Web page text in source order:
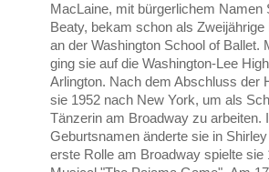
MacLaine, mit bürgerlichem Namen
Beaty, bekam schon als Zweijährige
an der Washington School of Ballet.
ging sie auf die Washington-Lee
Arlington. Nach dem Abschluss der
sie 1952 nach New York, um als
Tänzerin am Broadway zu arbeiten.
Geburtsnamen änderte sie in
erste Rolle am Broadway spielte sie